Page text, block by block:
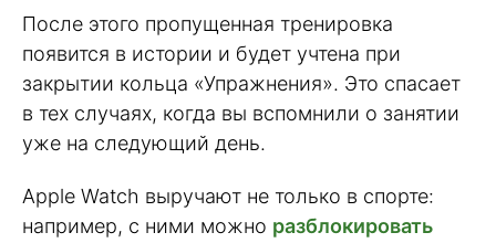
После этого пропущенная тренировка
появится в истории и будет учтена при
закрытии кольца «Упражнения». Это спасает
в тех случаях, когда вы вспомнили о занятии
уже на следующий день.
Apple Watch выручают не только в спорте:
например, с ними можно разблокировать